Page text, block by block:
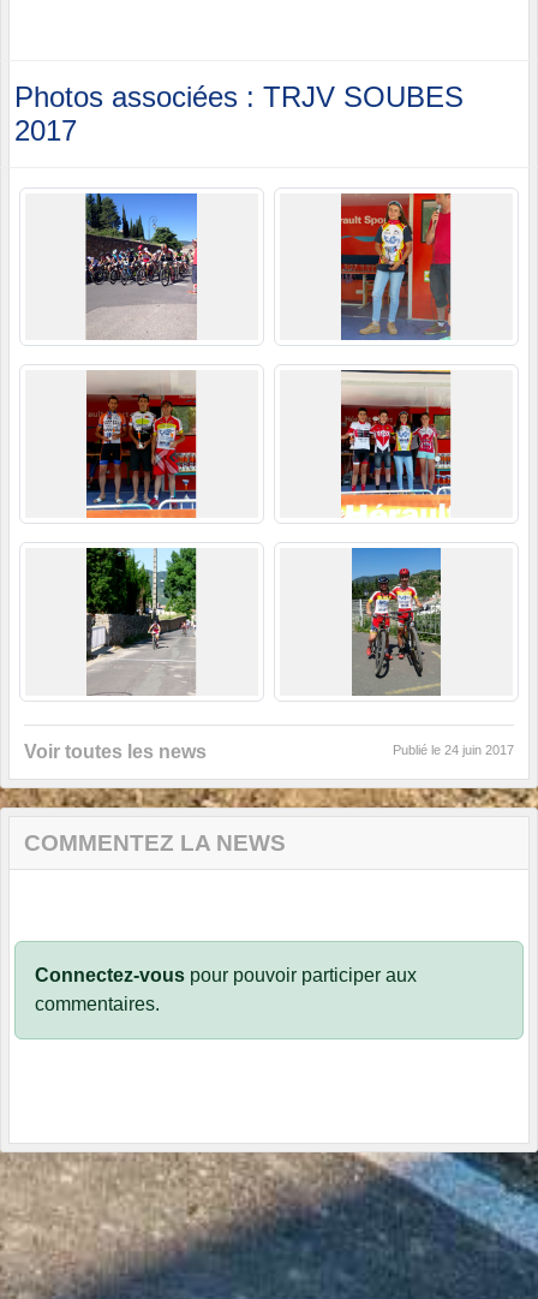
Photos associées : TRJV SOUBES
2017
Voir toutes les news Publié le 24 juin 2017
COMMENTEZ LA NEWS
Connectez-vous pour pouvoir participer aux
commentaires.